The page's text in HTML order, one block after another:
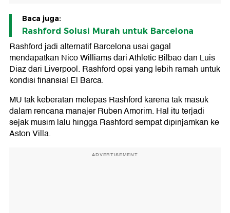
Baca juga:
Rashford Solusi Murah untuk Barcelona
Rashford jadi alternatif Barcelona usai gagal
mendapatkan Nico Williams dari Athletic Bilbao dan Luis
Diaz dari Liverpool. Rashford opsi yang lebih ramah untuk
kondisi finansial El Barca.
MU tak keberatan melepas Rashford karena tak masuk
dalam rencana manajer Ruben Amorim. Hal itu terjadi
sejak musim lalu hingga Rashford sempat dipinjamkan ke
Aston Villa.
ADVERTISEMENT